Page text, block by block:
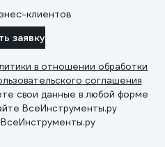
клиентов
заявку
в отношении обработки
соглашения
свои данные в любой форме
ВсеИнструменты.ру